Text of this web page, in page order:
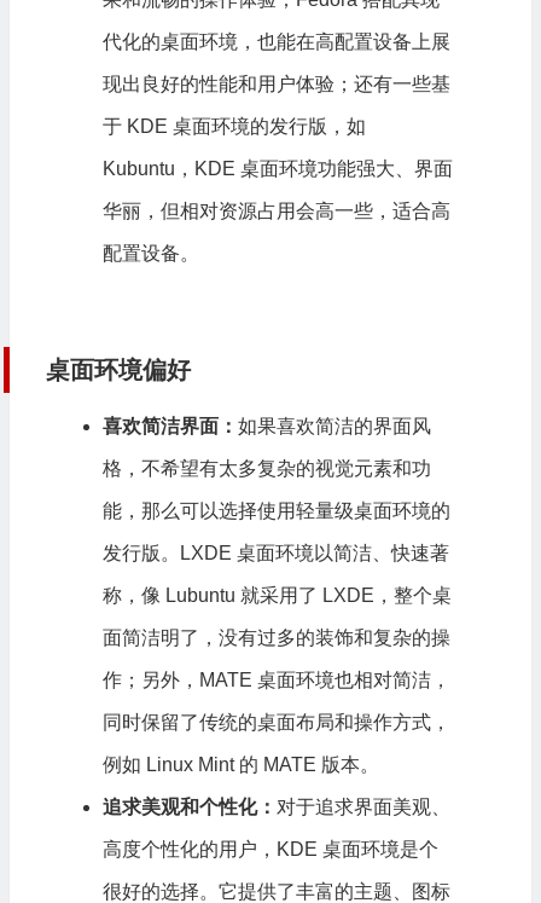
代化的桌面环境，也能在高配置设备上展
现出良好的性能和用户体验；还有一些基
于 KDE 桌面环境的发行版，如
Kubuntu，KDE 桌面环境功能强大、界面
华丽，但相对资源占用会高一些，适合高
配置设备。
桌面环境偏好
喜欢简洁界面： 如果喜欢简洁的界面风
格，不希望有太多复杂的视觉元素和功
能，那么可以选择使用轻量级桌面环境的
发行版。LXDE 桌面环境以简洁、快速著
称，像 Lubuntu 就采用了 LXDE，整个桌
面简洁明了，没有过多的装饰和复杂的操
作；另外，MATE 桌面环境也相对简洁，
同时保留了传统的桌面布局和操作方式，
例如 Linux Mint 的 MATE 版本。
追求美观和个性化： 对于追求界面美观、
高度个性化的用户，KDE 桌面环境是个
很好的选择。它提供了丰富的主题、图标